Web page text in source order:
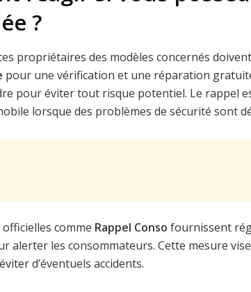
?
propriétaires des modèles concernés
pour une vérification et une réparation
pour éviter tout risque potentiel. Le rappel
lorsque des problèmes de sécurité sont
comme Rappel Conso fournissent
alerter les consommateurs. Cette mesure
d’éventuels accidents.